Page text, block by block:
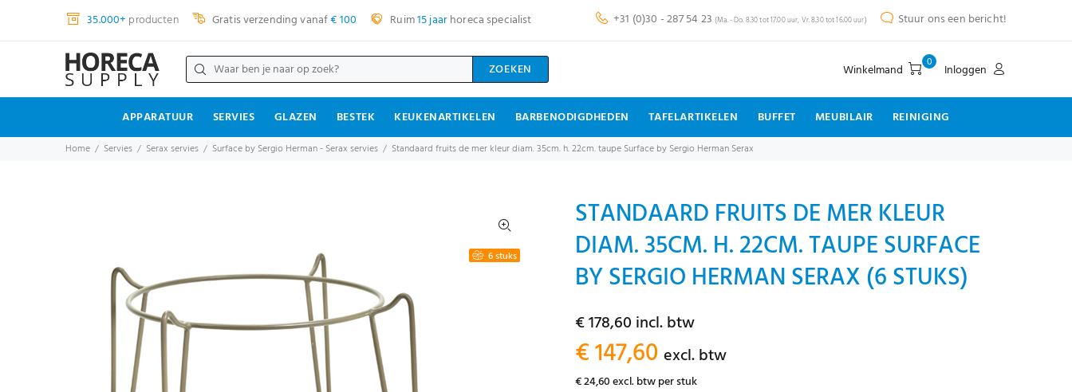
35.000+ producten Gratis verzending vanaf€ 100 Ruim15 jaarhoreca specialist +31 (0)30 - 287 54 23 (Ma. - Do. 8.30 tot 17.00 uur, Vr. 8.30 tot 16.00 uur) Stuur ons een bericht!
ZOEKEN Winkelmand 0 Inloggen
APPARATUUR SERVIES GLAZEN BESTEK KEUKENARTIKELEN BARBENODIGDHEDEN TAFELARTIKELEN BUFFET MEUBILAIR REINIGING
Home Servies Serax servies Surface by Sergio Herman - Serax servies Standaard fruits de mer kleur diam. 35cm. h. 22cm. taupe Surface by Sergio Herman Serax
6 stuks
STANDAARD FRUITS DE MER KLEUR
DIAM. 35CM. H. 22CM. TAUPE SURFACE
BY SERGIO HERMAN SERAX (6 STUKS)
€ 178,60 incl. btw
€ 147,60 excl. btw
€ 24,60 excl. btw per stuk